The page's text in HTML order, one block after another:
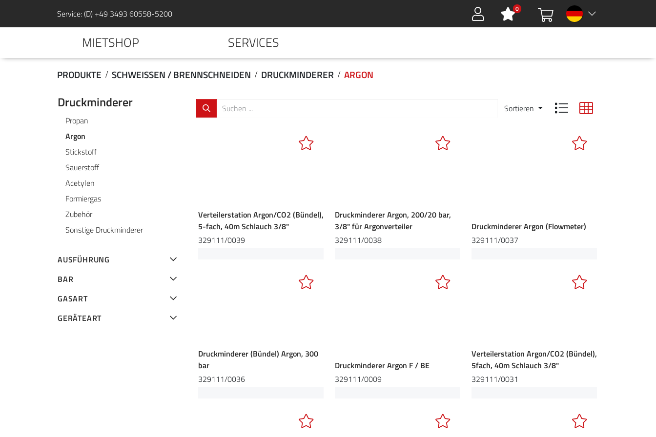
Service: (D) +49 3493 60558-5200 Sign in 0
MIETSHOP SERVICES
PRODUKTE SCHWEISSEN / BRENNSCHNEIDEN DRUCKMINDERER ARGON
Druckminderer
Propan
Argon
Stickstoff
Sauerstoff
Acetylen
Formiergas
Zubehör
Sonstige Druckminderer
AUSFÜHRUNG
BAR
GASART
GERÄTEART
Sortieren
Verteilerstation Argon/CO2 (Bündel),
5-fach, 40m Schlauch 3/8"
329111/0039
Druckminderer Argon, 200/20 bar,
3/8" für Argonverteiler
329111/0038
Druckminderer Argon (Flowmeter)
329111/0037
Druckminderer (Bündel) Argon, 300
bar
329111/0036
Druckminderer Argon F / BE
329111/0009
Verteilerstation Argon/CO2 (Bündel),
5fach, 40m Schlauch 3/8"
329111/0031